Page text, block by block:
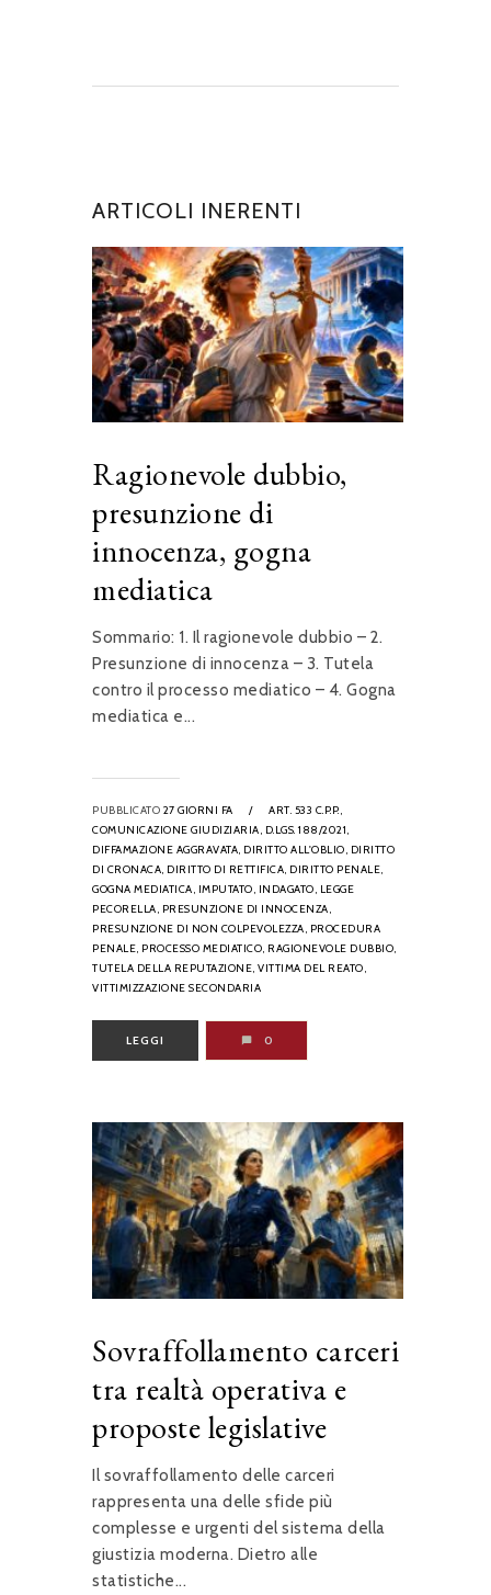
ARTICOLI INERENTI
Ragionevole dubbio,
presunzione di
innocenza, gogna
mediatica
Sommario: 1. Il ragionevole dubbio – 2.
Presunzione di innocenza – 3. Tutela
contro il processo mediatico – 4. Gogna
mediatica e...
PUBBLICATO 27 GIORNI FA /
ART. 533 C.P.P.,
COMUNICAZIONE GIUDIZIARIA, D.LGS. 188/2021,
DIFFAMAZIONE AGGRAVATA, DIRITTO ALL'OBLIO, DIRITTO
DI CRONACA, DIRITTO DI RETTIFICA, DIRITTO PENALE,
GOGNA MEDIATICA, IMPUTATO, INDAGATO, LEGGE
PECORELLA, PRESUNZIONE DI INNOCENZA,
PRESUNZIONE DI NON COLPEVOLEZZA, PROCEDURA
PENALE, PROCESSO MEDIATICO, RAGIONEVOLE DUBBIO,
TUTELA DELLA REPUTAZIONE, VITTIMA DEL REATO,
VITTIMIZZAZIONE SECONDARIA
LEGGI 0
Sovraffollamento carceri
tra realtà operativa e
proposte legislative
Il sovraffollamento delle carceri
rappresenta una delle sfide più
complesse e urgenti del sistema della
giustizia moderna. Dietro alle
statistiche...